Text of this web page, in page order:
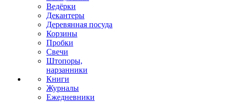
Ведёрки
Декантеры
Деревянная посуда
Корзины
Пробки
Свечи
Штопоры,
нарзанники
Книги
Журналы
Ежедневники